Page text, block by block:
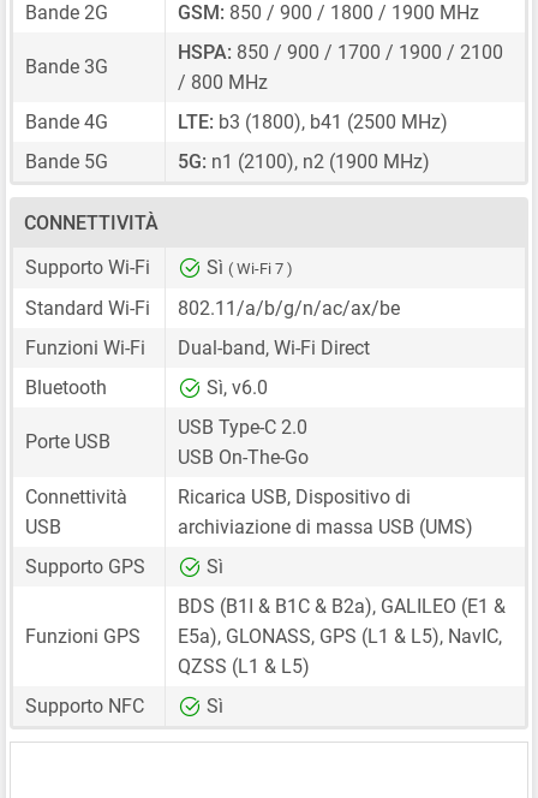
Bande 2G
GSM: 850 / 900 / 1800 / 1900 MHz
Bande 3G
HSPA: 850 / 900 / 1700 / 1900 / 2100
/ 800 MHz
Bande 4G
LTE: b3 (1800), b41 (2500 MHz)
Bande 5G
5G: n1 (2100), n2 (1900 MHz)
CONNETTIVITÀ
Supporto Wi-Fi
Sì ( Wi-Fi 7 )
Standard Wi-Fi
802.11/a/b/g/n/ac/ax/be
Funzioni Wi-Fi
Dual-band, Wi-Fi Direct
Bluetooth
Sì, v6.0
Porte USB
USB Type-C 2.0
USB On-The-Go
Connettività
USB
Ricarica USB, Dispositivo di
archiviazione di massa USB (UMS)
Supporto GPS
Sì
Funzioni GPS
BDS (B1I & B1C & B2a), GALILEO (E1 &
E5a), GLONASS, GPS (L1 & L5), NavIC,
QZSS (L1 & L5)
Supporto NFC
Sì